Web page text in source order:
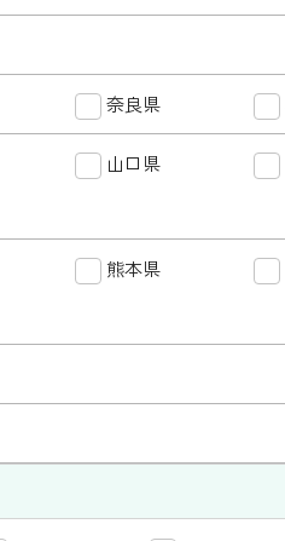
奈良県
山口県
熊本県
兵庫県
岡山県
長崎県